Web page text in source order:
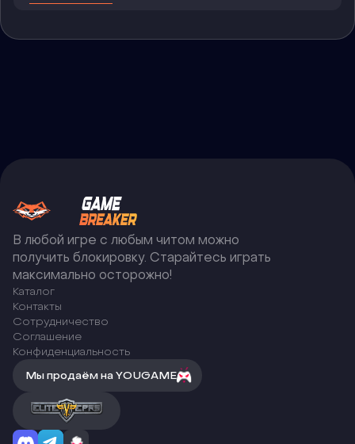
В любой игре с любым читом можно
получить блокировку. Старайтесь играть
максимально осторожно!
Каталог
Контакты
Сотрудничество
Соглашение
Конфиденциальность
Мы продаём на YOUGAME